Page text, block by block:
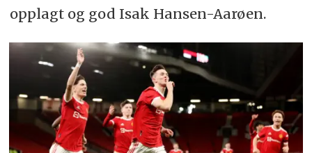
opplagt og god Isak Hansen-Aarøen.